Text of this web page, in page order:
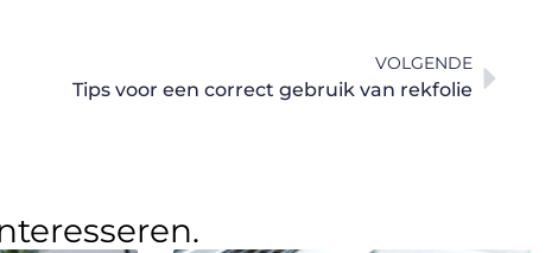
VOLGENDE
Tips voor een correct gebruik van rekfolie